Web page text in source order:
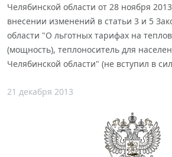
Челябинской области от 28 ноября
внесении изменений в статьи 3 и 5
области "О льготных тарифах на
(мощность), теплоноситель для
Челябинской области" (не вступил в
21 декабря 2013